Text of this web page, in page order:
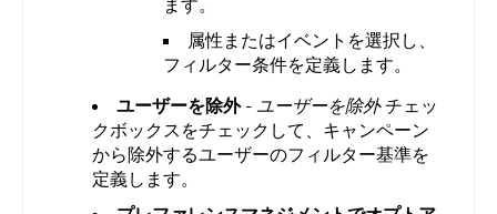
ます。
属性またはイベントを選択し、
フィルター条件を定義します。
ユーザーを除外 - ユーザーを除外チェッ
クボックスをチェックして、キャンペーン
から除外するユーザーのフィルター基準を
定義します。